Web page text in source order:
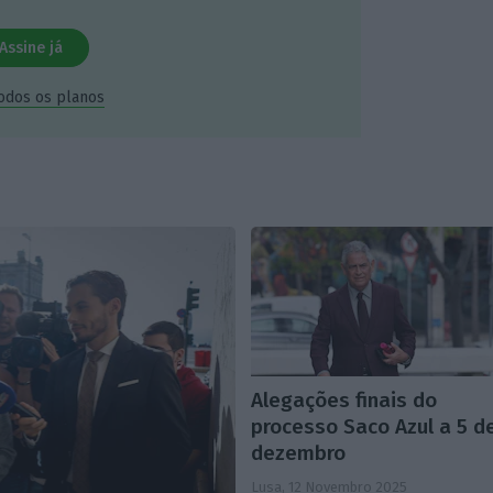
Assine já
os planos
Alegações finais do
processo Saco Azul a 5
dezembro
Lusa, 12 Novembro 2025